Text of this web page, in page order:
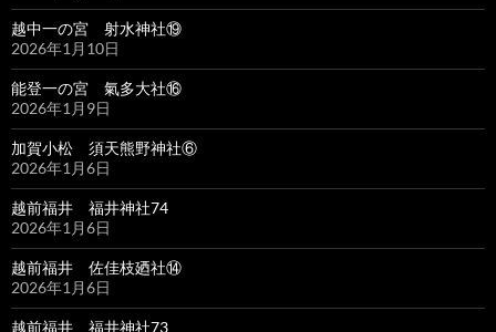
越中一の宮 射水神社⑲
2026年1月10日
能登一の宮 氣多大社⑯
2026年1月9日
加賀小松 須天熊野神社⑥
2026年1月6日
越前福井 福井神社74
2026年1月6日
越前福井 佐佳枝廼社⑭
2026年1月6日
越前福井 福井神社73